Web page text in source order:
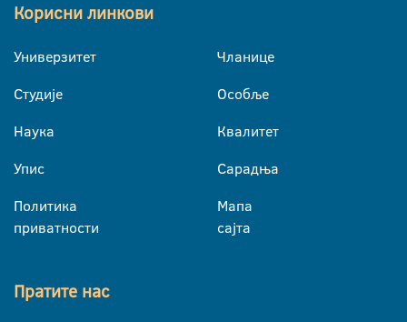
Корисни линкови
Универзитет
Студије
Наука
Упис
Политика
приватности
Чланице
Особље
Квалитет
Сарадња
Мапа
сајта
Пратите нас